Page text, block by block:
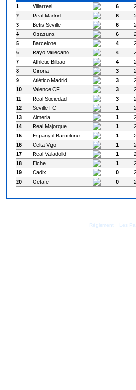
1
Villarreal 6
2
2
Real Madrid 6
2
3
Betis Seville 6
2
4
Osasuna 6
2
5
Barcelone 4
2
6
Rayo Vallecano 4
2
7
Athletic Bilbao 4
2
8
Girona 3
2
9
Atlético Madrid 3
2
10
Valence CF 3
2
11
Real Sociedad 3
2
12
Seville FC 1
2
13
Almeria 1
2
14
Real Majorque 1
2
15
Espanyol Barcelone 1
2
16
Celta Vigo 1
2
17
Real Valladolid 1
2
18
Elche 1
2
19
Cadix 0
2
20
Getafe 0 2
Règlement Les